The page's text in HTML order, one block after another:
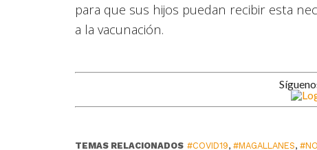
para que sus hijos puedan recibir esta
a la vacunación.
TEMAS RELACIONADOS #COVID19,#MAGALLANES,